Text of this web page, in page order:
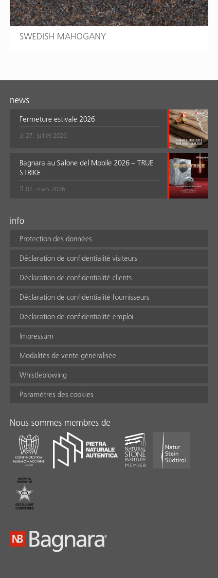
SWEDISH MAHOGANY
news
Fermeture estivale 2026
27. juillet 2026
Bagnara au Salone del Mobile 2026 – TRUE
STRIKE
02. mars 2026
info
Protection des données
Déclaration de confidentialité visiteurs
Déclaration de confidentialité clients
Déclaration de confidentialité fournisseurs
Déclaration de confidentialité emploi
Impressum
Modalités de vente généralisée
Whistleblowing
Paramètres des cookies
Nous sommes membres de